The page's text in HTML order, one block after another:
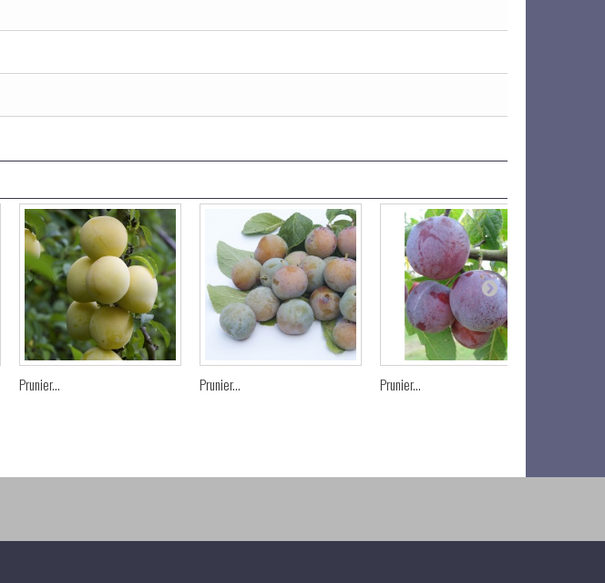
Prunier... Prunier... Prunier...